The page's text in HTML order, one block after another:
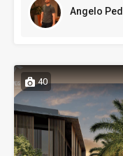
Angelo
40